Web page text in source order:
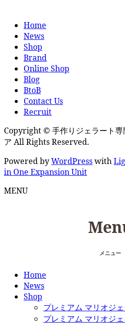
Home
News
Shop
Brand
Online Shop
Blog
BtoB
Contact Us
Recruit
Copyright © 手作りジェラート
ア All Rights Reserved.
Powered byWordPresswith
in One Expansion Unit
MENU
メニュー
Home
News
Shop
プレミアム マリオジ
プレミアム マリオジ